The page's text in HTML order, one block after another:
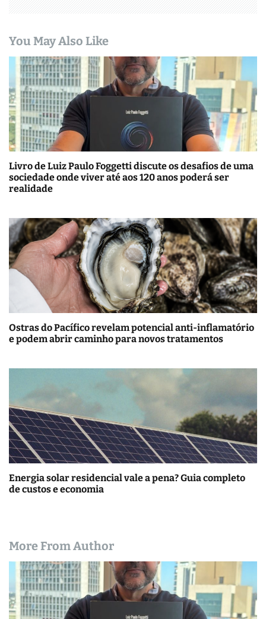
You May Also Like
Livro de Luiz Paulo Foggetti discute os desafios de uma
sociedade onde viver até aos 120 anos poderá ser
realidade
Ostras do Pacífico revelam potencial anti-inflamatório
e podem abrir caminho para novos tratamentos
Energia solar residencial vale a pena? Guia completo
de custos e economia
More From Author